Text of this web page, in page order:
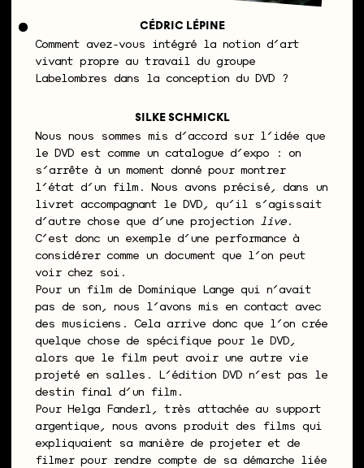
CÉDRIC LÉPINE
Comment avez-vous intégré la notion d’art
vivant propre au travail du groupe
Labelombres dans la conception du DVD ?
SILKE SCHMICKL
Nous nous sommes mis d’accord sur l’idée que
le DVD est comme un catalogue d’expo : on
s’arrête à un moment donné pour montrer
l’état d’un film. Nous avons précisé, dans un
livret accompagnant le DVD, qu’il s’agissait
d’autre chose que d’une projection live.
C’est donc un exemple d’une performance à
considérer comme un document que l’on peut
voir chez soi.
Pour un film de Dominique Lange qui n’avait
pas de son, nous l’avons mis en contact avec
des musiciens. Cela arrive donc que l’on crée
quelque chose de spécifique pour le DVD,
alors que le film peut avoir une autre vie
projeté en salles. L’édition DVD n’est pas le
destin final d’un film.
Pour Helga Fanderl, très attachée au support
argentique, nous avons produit des films qui
expliquaient sa manière de projeter et de
filmer pour rendre compte de sa démarche liée